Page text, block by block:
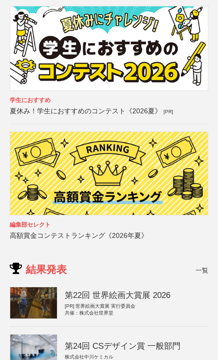
学生におすすめ
夏休み！学生におすすめのコンテスト《2026夏》 [PR]
編集部セレクト
高額賞金コンテストランキング《2026年夏》
結果発表 一覧
第22回 世界絵画大賞展 2026
[PR] 世界絵画大賞展 実行委員会
共催：株式会社世界堂
第24回 CSデザイン賞 一般部門
株式会社中川ケミカル